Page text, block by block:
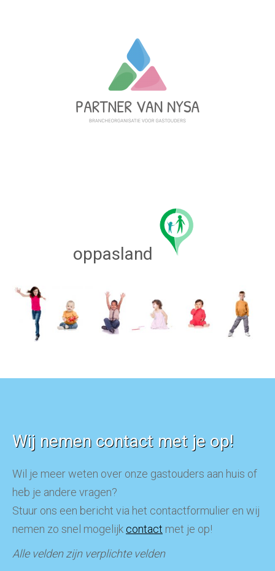
oppasland
Wij nemen contact met je op!
Wil je meer weten over onze gastouders aan huis of
heb je andere vragen?
Stuur ons een bericht via het contactformulier en wij
nemen zo snel mogelijk contact met je op!
Alle velden zijn verplichte velden